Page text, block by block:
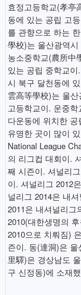
효정고등학교(孝亭
동에 있는 공립 고
를 관향으로 하는
學校)는 울산광역
농소중학교(農所中
있는 공립 중학교
시 북구 달천동에
雲高等學校)는 울
고등학교이. 운중
다운동에 위치한
유명한 곳이 많이
National League
의 리그컵 대회이.
째 시즌이. 셔널리
이. 셔널리그 2012
널리그 2014은 내
2011은 내셔널리그
2010(대한생명의
2010으로 치뤄짐)
즌이. 동(達洞)은
里驛)은 경상남도
구 신정동)에 소재